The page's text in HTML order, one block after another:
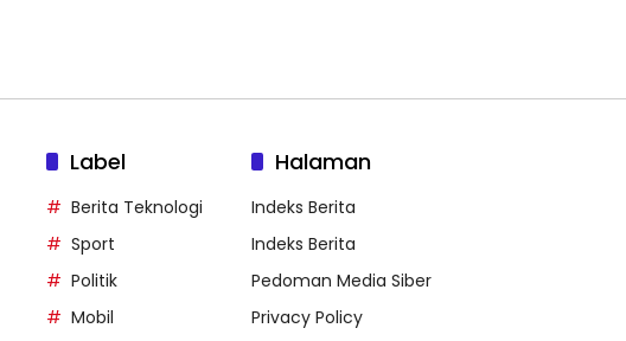
Label
Berita Teknologi
Sport
Politik
Mobil
Halaman
Indeks Berita
Indeks Berita
Pedoman Media Siber
Privacy Policy